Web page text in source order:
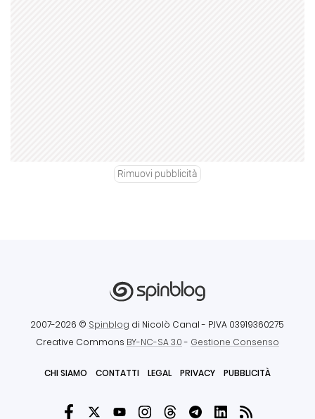
Rimuovi pubblicità
2007-2026 © Spinblog di Nicolò Canal - P.IVA 03919360275
Creative Commons BY-NC-SA 3.0- Gestione Consenso
CHI SIAMO CONTATTI LEGAL PRIVACY PUBBLICITÀ